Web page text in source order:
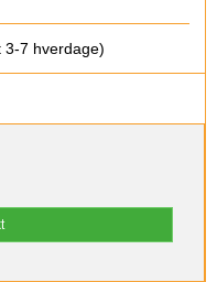
3-7 hverdage)